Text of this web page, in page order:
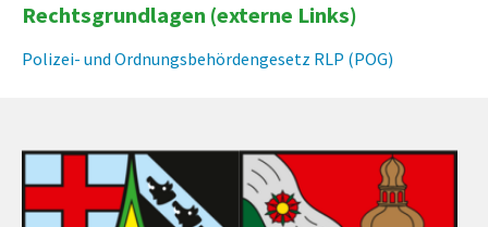
Rechtsgrundlagen (externe Links)
Polizei- und Ordnungsbehördengesetz RLP (POG)